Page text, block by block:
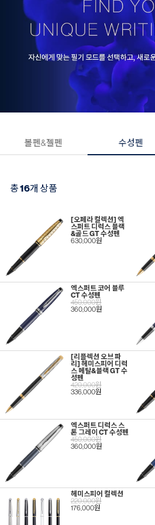
볼펜&젤펜 수성펜
총16개 상품
[오페라 컬렉션] 엑
스퍼트 디럭스 블랙
&골드 GT 수성펜
630,000원
엑스퍼트 코어 블루
CT 수성펜
450,000원
360,000원
[리플렉션 오브 파
리] 헤미스피어 디럭
스 메탈&블랙 GT 수
성펜
420,000원
336,000원
엑스퍼트 디럭스 스
톤 그레이 CT 수성펜
450,000원
360,000원
헤미스피어 컬렉션
220,000원
176,000원